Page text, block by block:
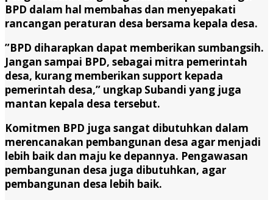
BPD dalam hal membahas dan menyepakati
rancangan peraturan desa bersama kepala desa.
”BPD diharapkan dapat memberikan sumbangsih.
Jangan sampai BPD, sebagai mitra pemerintah
desa, kurang memberikan support kepada
pemerintah desa,” ungkap Subandi yang juga
mantan kepala desa tersebut.
Komitmen BPD juga sangat dibutuhkan dalam
merencanakan pembangunan desa agar menjadi
lebih baik dan maju ke depannya. Pengawasan
pembangunan desa juga dibutuhkan, agar
pembangunan desa lebih baik.